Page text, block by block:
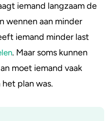
iemand langzaam de
wennen aan minder
iemand minder last
. Maar soms kunnen
moet iemand vaak
plan was.